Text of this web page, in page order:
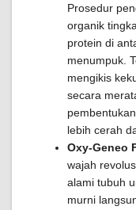
Prosedur
organik
protein di
menumpuk.
mengikis
secara
lebih cerah
Oxy-Geneo
wajah
alami tubuh
murni